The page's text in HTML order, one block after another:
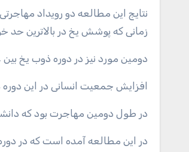
زمانی که پوشش یخ در بالاترین حد
دومین مورد نیز در دوره ذوب یخ بین ۱۹۰۰۰ تا ۱۱۵۰۰ سال پیش رخ داده است.
افزایش جمعیت انسانی در این
در طول دومین مهاجرت بود که
در این مطالعه آمده است که در